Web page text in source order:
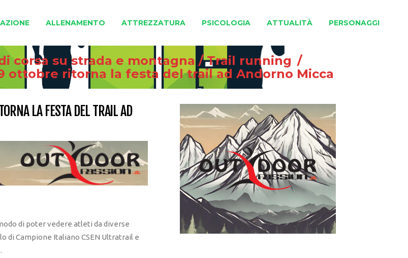
ALLENAMENTO ATTREZZATURA PSICOLOGIA ATTUALITÀ PERSONAGGI
corsa su strada e montagna /Trail running /
ottobre ritorna la festa del trail ad Andorno Micca
LA FESTA DEL TRAIL AD
di poter vedere atleti da diverse
di Campione Italiano CSEN Ultratrail e